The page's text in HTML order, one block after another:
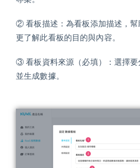
② 看板描述：為看板添加描述，幫
更了解此看板的目的與內容。
③ 看板資料來源（必填）：選擇要
並生成數據。